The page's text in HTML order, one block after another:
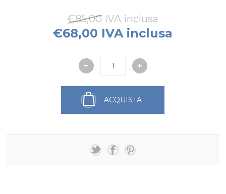
€85,00 IVA inclusa
€68,00 IVA inclusa
ACQUISTA